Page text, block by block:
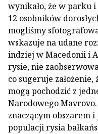
wynikało, że w parku i
12 osobników
mogliśmy
wskazuje na udane
indziej w Macedonii i
rysie, nie
co sugeruje
mogą pochodzić z
Narodowego
znaczącym obszarem
populacji rysia